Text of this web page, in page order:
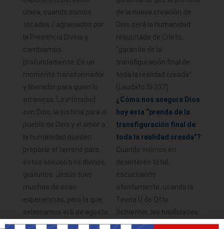
única, cuando somos
tocados / agraciados por
la Presencia Divina y
cambiamos
profundamente. Es un
momento transformador
y liberador para quien lo
atraviesa. La intimidad
con Dios, la justicia para el
pueblo de Dios y el amor a
la humanidad pueden
preparar el terreno para
estos encuentros divinos
gratuitos. Jesús tuvo
muchas de esas
experiencias, pero la que
celebramos el 6 de agosto
es la que Jesús tuvo en el
de la nueva creación de
Dios será la humanidad
resucitada de Cristo,
“garantía de la
transfiguración final de
toda la realidad creada”.
(Laudato Sì 237).
¿Cómo nos asegura Dios
hoy esta “prenda de la
transfiguración final de
toda la realidad creada”?
Cuando vivimos en
desinterés total,
escuchando
atentamente, usando la
Teoría U de Otto
Scharmer, las habilidades
de escucha generativa o